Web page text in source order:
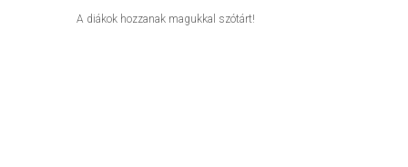
A diákok hozzanak magukkal szótárt!